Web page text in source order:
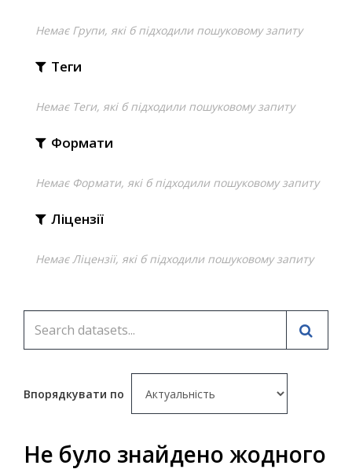
Немає Групи, які б підходили пошуковому запиту
Теги
Немає Теги, які б підходили пошуковому запиту
Формати
Немає Формати, які б підходили пошуковому запиту
Ліцензії
Немає Ліцензії, які б підходили пошуковому запиту
Впорядкувати по
Не було знайдено жодного